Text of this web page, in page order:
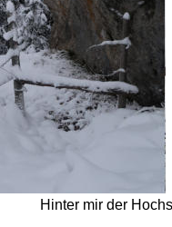
Hinter mir der